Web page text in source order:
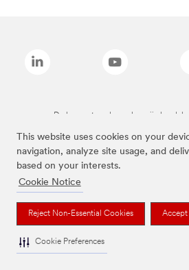
This website uses cookies on your
navigation, analyze site usage, and
based on your interests.
Cookie Notice
Reject Non-Essential Cookies Accept
Cookie Preferences
De bovenstaande merken zijn